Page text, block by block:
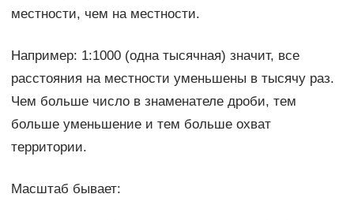
местности, чем на местности.
Например: 1:1000 (одна тысячная) значит, все
расстояния на местности уменьшены в тысячу раз.
Чем больше число в знаменателе дроби, тем
больше уменьшение и тем больше охват
территории.
Масштаб бывает: